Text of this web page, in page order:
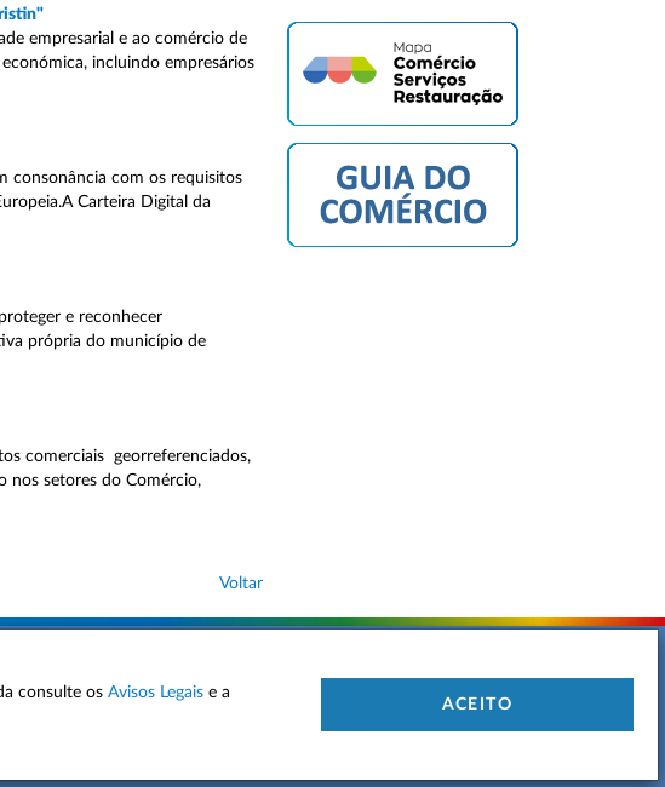
empresarial e ao comércio de
incluindo empresários
consonância com os requisitos
Carteira Digital da
e reconhecer
própria do município de
comerciais georreferenciados,
nos setores do Comércio,
Voltar
POLÍTICA DE PRIVACIDADE CONTACTOS
consulte os Avisos Legais e a
ACEITO